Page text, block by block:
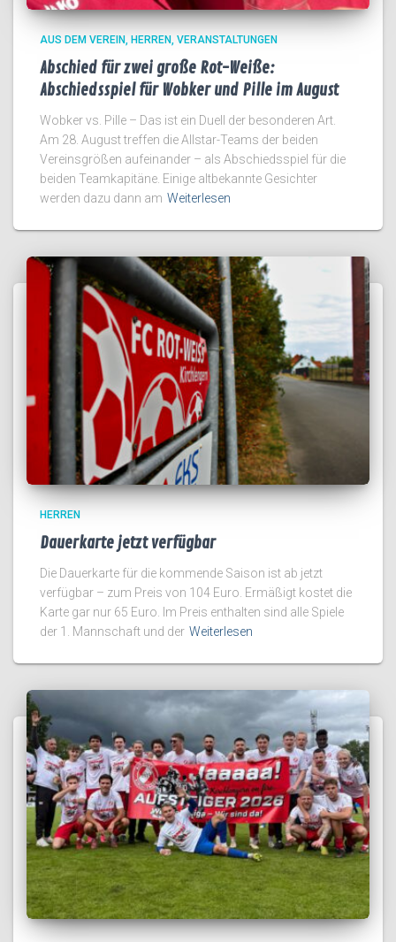
AUS DEM VEREIN HERREN VERANSTALTUNGEN
Abschied für zwei große Rot-Weiße:
Abschiedsspiel für Wobker und Pille im August
Wobker vs. Pille – Das ist ein Duell der besonderen Art.
Am 28. August treffen die Allstar-Teams der beiden
Vereinsgrößen aufeinander – als Abschiedsspiel für die
beiden Teamkapitäne. Einige altbekannte Gesichter
werden dazu dann am Weiterlesen
HERREN
Dauerkarte jetzt verfügbar
Die Dauerkarte für die kommende Saison ist ab jetzt
verfügbar – zum Preis von 104 Euro. Ermäßigt kostet die
Karte gar nur 65 Euro. Im Preis enthalten sind alle Spiele
der 1. Mannschaft und der Weiterlesen